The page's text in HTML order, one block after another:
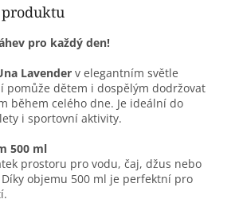
pro každý den!
Lavender v elegantním světle
pomůže dětem i dospělým dodržovat
během celého dne. Je ideální do
i sportovní aktivity.
500 ml
prostoru pro vodu, čaj, džus nebo
objemu 500 ml je perfektní pro